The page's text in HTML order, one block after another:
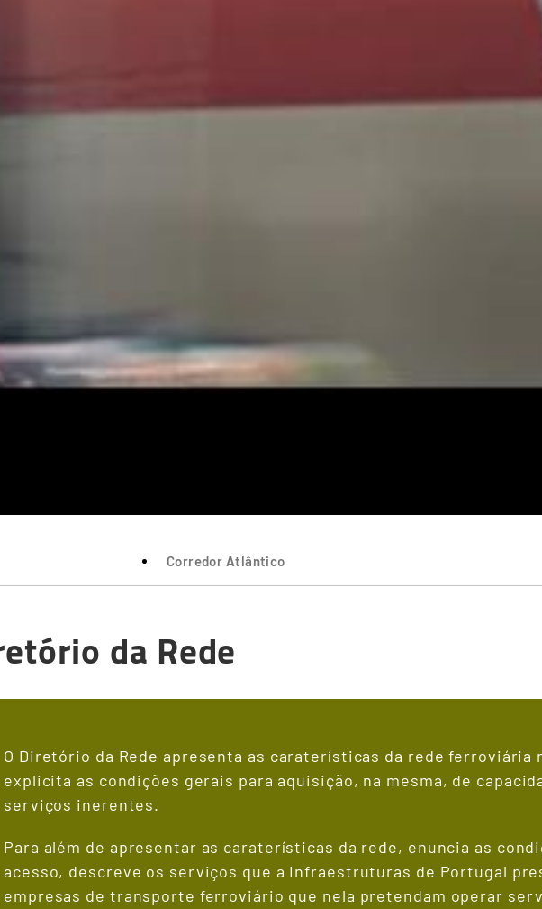
Corredor Atlântico
da Rede
O Diretório da Rede apresenta as caraterísticas da rede ferroviária
explicita as condições gerais para aquisição, na mesma, de
serviços inerentes.
Para além de apresentar as caraterísticas da rede, enuncia as
acesso, descreve os serviços que a Infraestruturas de Portugal
empresas de transporte ferroviário que nela pretendam operar